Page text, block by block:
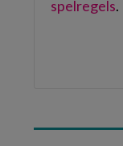
spelregels.